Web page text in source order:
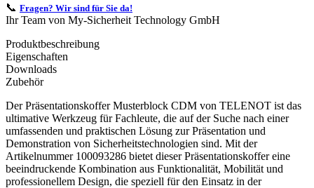
📞 Fragen? Wir sind für Sie da!
Ihr Team von My-Sicherheit Technology GmbH
Produktbeschreibung
Eigenschaften
Downloads
Zubehör
Der Präsentationskoffer Musterblock CDM von TELENOT ist das
ultimative Werkzeug für Fachleute, die auf der Suche nach einer
umfassenden und praktischen Lösung zur Präsentation und
Demonstration von Sicherheitstechnologien sind. Mit der
Artikelnummer 100093286 bietet dieser Präsentationskoffer eine
beeindruckende Kombination aus Funktionalität, Mobilität und
professionellem Design, die speziell für den Einsatz in der